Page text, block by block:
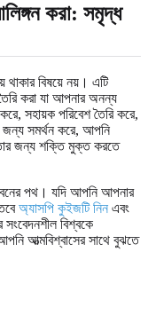
করা: সমৃদ্ধ
থাকার বিষয়ে নয়। এটি
করা যা আপনার অনন্য
সহায়ক পরিবেশ তৈরি করে,
জন্য সমর্থন করে, আপনি
জন্য শক্তি মুক্ত করতে
পথ। যদি আপনি আপনার
অ্যাসপি কুইজটি নিন এবং
বিশ্বকে
আত্মবিশ্বাসের সাথে বুঝতে